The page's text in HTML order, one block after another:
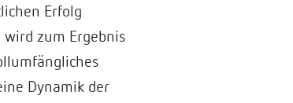
Erfolg
zum Ergebnis
Dynamik der